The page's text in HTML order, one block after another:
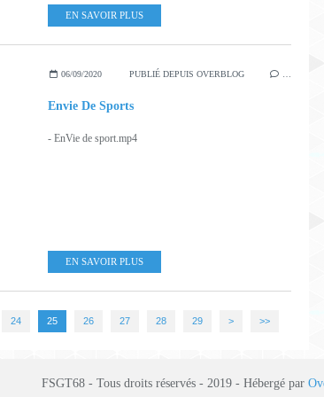
EN SAVOIR PLUS
06/09/2020 PUBLIÉ DEPUIS OVERBLOG
Envie De Sports
- EnVie de sport.mp4
EN SAVOIR PLUS
24 25 26 27 28 29 > >>
FSGT68 - Tous droits réservés - 2019 - Hébergé par